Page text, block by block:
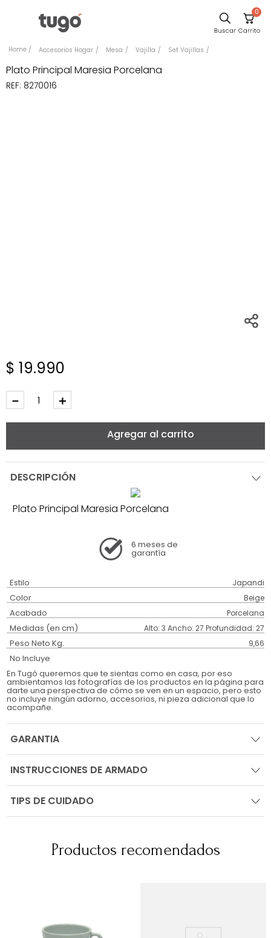
0
Accesorios Hogar Mesa Vajilla Set Vajillas
Plato Principal Maresia Porcelana
REF: 8270016
$ 19.990
＋
－
Agregar al carrito
DESCRIPCIÓN
Plato Principal Maresia Porcelana
6 meses de
garantía
Estilo Japandi
Color Beige
Acabado Porcelana
Medidas (en cm) Alto: 3 Ancho: 27 Profundidad: 27
Peso Neto Kg. 9,66
No Incluye
En Tugó queremos que te sientas como en casa, por eso
ambientamos las fotografías de los productos en la página para
darte una perspectiva de cómo se ven en un espacio, pero esto
no incluye ningún adorno, accesorios, ni pieza adicional que lo
acompañe.
GARANTIA
INSTRUCCIONES DE ARMADO
TIPS DE CUIDADO
Productos recomendados
Escritorio
Sillas